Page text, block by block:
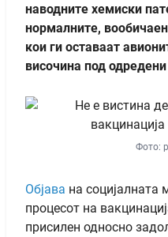
наводните хемиски
нормалните,
кои ги оставаат
височина под
Фото:
Објава на социјалната
процесот на
присилен односно